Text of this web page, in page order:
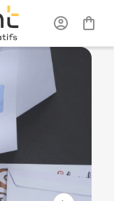
Enveloppe
standard